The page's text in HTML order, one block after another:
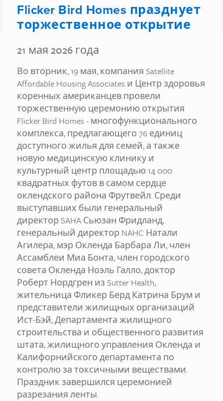
Flicker Bird Homes празднует
торжественное открытие
21 мая 2026 года
Во вторник, 19 мая, компания Satellite
Affordable Housing Associates и Центр здоровья
коренных американцев провели
торжественную церемонию открытия
Flicker Bird Homes - многофункционального
комплекса, предлагающего 76 единиц
доступного жилья для семей, а также
новую медицинскую клинику и
культурный центр площадью 14 000
квадратных футов в самом сердце
оклендского района Фрутвейл. Среди
выступавших были генеральный
директор SAHA Сьюзан Фридланд,
генеральный директор NAHC Натали
Агилера, мэр Окленда Барбара Ли, член
Ассамблеи Миа Бонта, член городского
совета Окленда Ноэль Галло, доктор
Роберт Нордгрен из Sutter Health,
жительница Фликер Берд Катрина Брум и
представители жилищных организаций
Ист-Бэй, Департамента жилищного
строительства и общественного развития
штата, жилищного управления Окленда и
Калифорнийского департамента по
контролю за токсичными веществами.
Праздник завершился церемонией
разрезания ленты.